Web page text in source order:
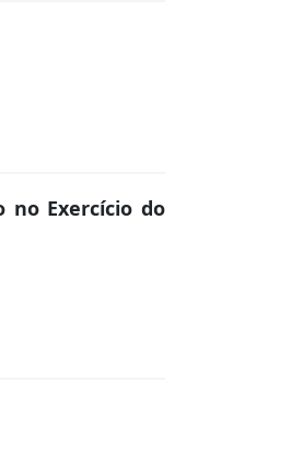
no Exercício do